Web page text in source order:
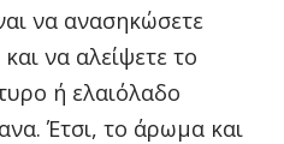
να ανασηκώσετε
να αλείψετε το
ή ελαιόλαδο
Έτσι, το άρωμα και